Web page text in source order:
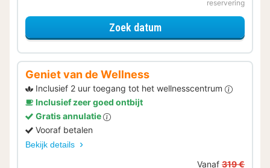
reservering
Zoek datumvoor Verblijf & Diner
Geniet van de Wellness
Inclusief 2 uur toegang tot het wellnesscentrum
Inclusief zeer goed ontbijt
Gratis annulatie
Vooraf betalen
Bekijk details
Vanaf 319 €